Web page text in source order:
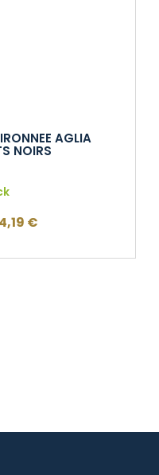
AGLIA
NOIRS
4,19 €